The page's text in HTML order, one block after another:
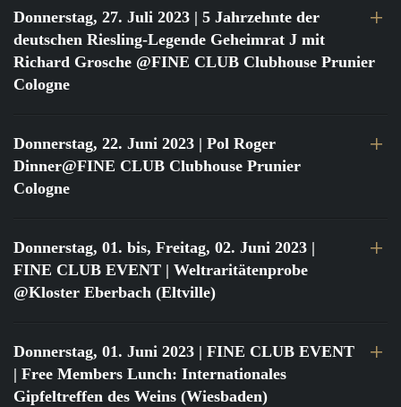
Donnerstag, 27. Juli 2023 | 5 Jahrzehnte der
deutschen Riesling-Legende Geheimrat J mit
Richard Grosche @FINE CLUB Clubhouse Prunier
Cologne
Donnerstag, 22. Juni 2023 | Pol Roger
Dinner@FINE CLUB Clubhouse Prunier
Cologne
Donnerstag, 01. bis, Freitag, 02. Juni 2023 |
FINE CLUB EVENT | Weltraritätenprobe
@Kloster Eberbach (Eltville)
Donnerstag, 01. Juni 2023 | FINE CLUB EVENT
| Free Members Lunch: Internationales
Gipfeltreffen des Weins (Wiesbaden)